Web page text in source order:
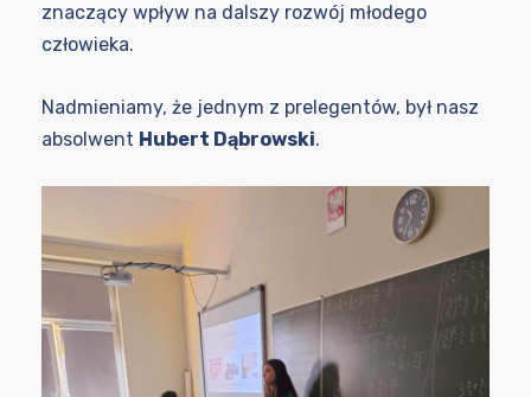
znaczący wpływ na dalszy rozwój młodego
człowieka.
Nadmieniamy, że jednym z prelegentów, był nasz
absolwent Hubert Dąbrowski.